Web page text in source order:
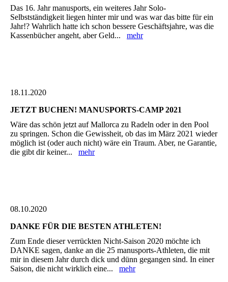
Das 16. Jahr manusports, ein weiteres Jahr Solo-
Selbstständigkeit liegen hinter mir und was war das bitte für ein
Jahr!? Wahrlich hatte ich schon bessere Geschäftsjahre, was die
Kassenbücher angeht, aber Geld... mehr
18.11.2020
JETZT BUCHEN! MANUSPORTS-CAMP 2021
Wäre das schön jetzt auf Mallorca zu Radeln oder in den Pool
zu springen. Schon die Gewissheit, ob das im März 2021 wieder
möglich ist (oder auch nicht) wäre ein Traum. Aber, ne Garantie,
die gibt dir keiner... mehr
08.10.2020
DANKE FÜR DIE BESTEN ATHLETEN!
Zum Ende dieser verrückten Nicht-Saison 2020 möchte ich
DANKE sagen, danke an die 25 manusports-Athleten, die mit
mir in diesem Jahr durch dick und dünn gegangen sind. In einer
Saison, die nicht wirklich eine... mehr